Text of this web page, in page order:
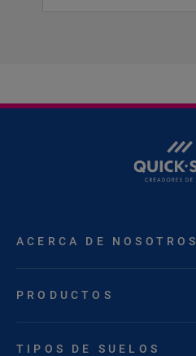
ACERCA DE NOSOTROS
PRODUCTOS
TIPOS DE SUELOS